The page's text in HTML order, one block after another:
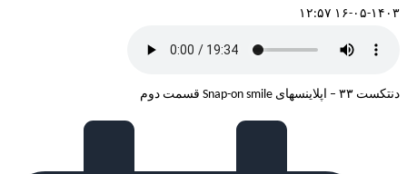
۱۴۰۳-۰۵-۱۶ ۱۲:۵۷
دنتکست ۳۳ – اپلاینسهای Snap-on smile قسمت دوم